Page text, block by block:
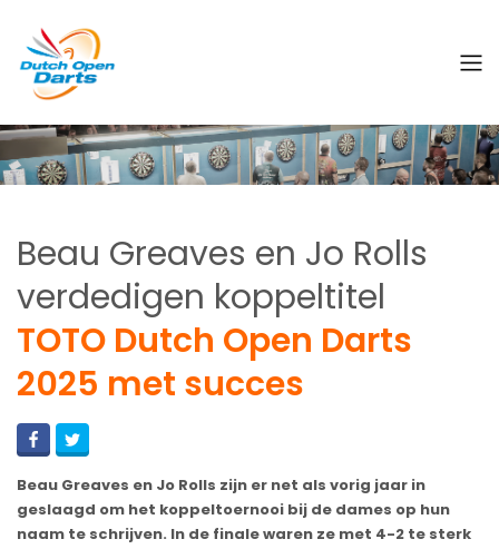
Beau Greaves en Jo Rolls
verdedigen koppeltitel
TOTO Dutch Open Darts
2025 met succes
Beau Greaves en Jo Rolls zijn er net als vorig jaar in
geslaagd om het koppeltoernooi bij de dames op hun
naam te schrijven. In de finale waren ze met 4-2 te sterk